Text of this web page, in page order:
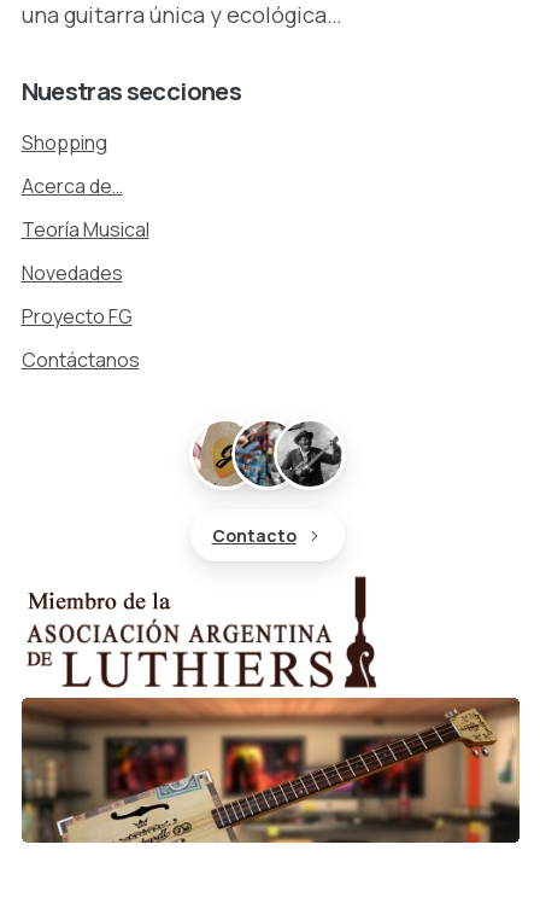
una guitarra única y ecológica…
Nuestrassecciones
Shopping
Acerca de…
Teoría Musical
Novedades
Proyecto FG
Contáctanos
Contacto